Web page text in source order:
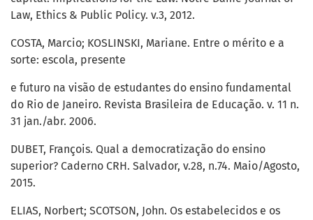
Law, Ethics & Public Policy. v.3, 2012.
COSTA, Marcio; KOSLINSKI, Mariane. Entre o mérito e a
sorte: escola, presente
e futuro na visão de estudantes do ensino fundamental
do Rio de Janeiro. Revista Brasileira de Educação. v. 11 n.
31 jan./abr. 2006.
DUBET, François. Qual a democratização do ensino
superior? Caderno CRH. Salvador, v.28, n.74. Maio/Agosto,
2015.
ELIAS, Norbert; SCOTSON, John. Os estabelecidos e os